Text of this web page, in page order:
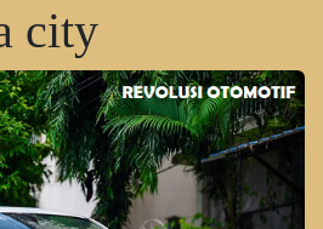
city